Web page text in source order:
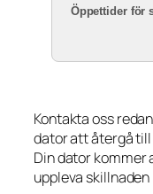
Öppettider för
Kontakta oss
dator att återgå
Din dator kommer
uppleva